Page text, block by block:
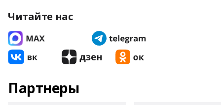
Читайте нас
Партнеры